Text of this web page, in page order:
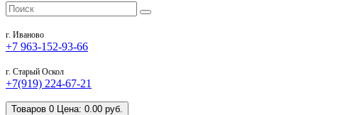
г. Иваново
+7 963-152-93-66
г. Старый Оскол
+7(919) 224-67-21
Товаров 0 Цена: 0.00 руб.